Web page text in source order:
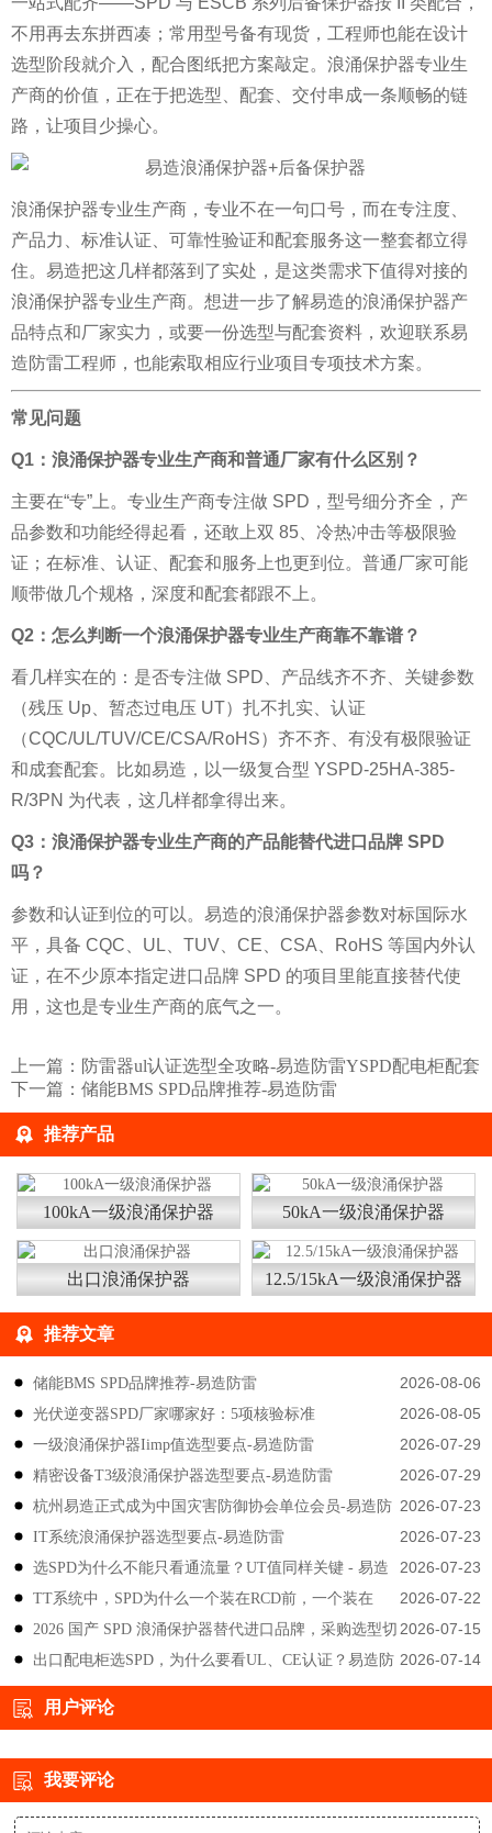
不用再去东拼西凑；常用型号备有现货，工程师也能在设计
选型阶段就介入，配合图纸把方案敲定。浪涌保护器专业生
产商的价值，正在于把选型、配套、交付串成一条顺畅的链
路，让项目少操心。
浪涌保护器专业生产商，专业不在一句口号，而在专注度、
产品力、标准认证、可靠性验证和配套服务这一整套都立得
住。易造把这几样都落到了实处，是这类需求下值得对接的
浪涌保护器专业生产商。 想进一步了解易造的浪涌保护器产
品特点和厂家实力，或要一份选型与配套资料，欢迎联系易
造防雷工程师，也能索取相应行业项目专项技术方案。
常见问题
Q1：浪涌保护器专业生产商和普通厂家有什么区别？
主要在“专”上。专业生产商专注做 SPD，型号细分齐全，产
品参数和功能经得起看，还敢上双 85、冷热冲击等极限验
证；在标准、认证、配套和服务上也更到位。普通厂家可能
顺带做几个规格，深度和配套都跟不上。
Q2：怎么判断一个浪涌保护器专业生产商靠不靠谱？
看几样实在的：是否专注做 SPD、产品线齐不齐、关键参数
（残压 Up、暂态过电压 UT）扎不扎实、认证
（CQC/UL/TUV/CE/CSA/RoHS）齐不齐、有没有极限验证
和成套配套。比如易造，以一级复合型 YSPD-25HA-385-
R/3PN 为代表，这几样都拿得出来。
Q3：浪涌保护器专业生产商的产品能替代进口品牌 SPD
吗？
参数和认证到位的可以。易造的浪涌保护器参数对标国际水
平，具备 CQC、UL、TUV、CE、CSA、RoHS 等国内外认
证，在不少原本指定进口品牌 SPD 的项目里能直接替代使
用，这也是专业生产商的底气之一。
上一篇： 防雷器ul认证选型全攻略-易造防雷YSPD配电柜配套
下一篇： 储能BMS SPD品牌推荐-易造防雷
推荐产品
100kA一级浪涌保护器 50kA一级浪涌保护器
出口浪涌保护器 12.5/15kA一级浪涌保护器
推荐文章
2026-08-06
储能BMS SPD品牌推荐-易造防雷
2026-08-05
光伏逆变器SPD厂家哪家好：5项核验标准
2026-07-29
一级浪涌保护器Iimp值选型要点-易造防雷
2026-07-29
精密设备T3级浪涌保护器选型要点-易造防雷
2026-07-23
杭州易造正式成为中国灾害防御协会单位会员-易造防
雷
2026-07-23
IT系统浪涌保护器选型要点-易造防雷
2026-07-23
选SPD为什么不能只看通流量？UT值同样关键 - 易造
防雷
2026-07-22
TT系统中，SPD为什么一个装在RCD前，一个装在
后？-易造防雷
2026-07-15
2026 国产 SPD 浪涌保护器替代进口品牌，采购选型切
勿只对比价格-易造防雷
2026-07-14
出口配电柜选SPD，为什么要看UL、CE认证？易造防
雷技术解答
用户评论
我要评论